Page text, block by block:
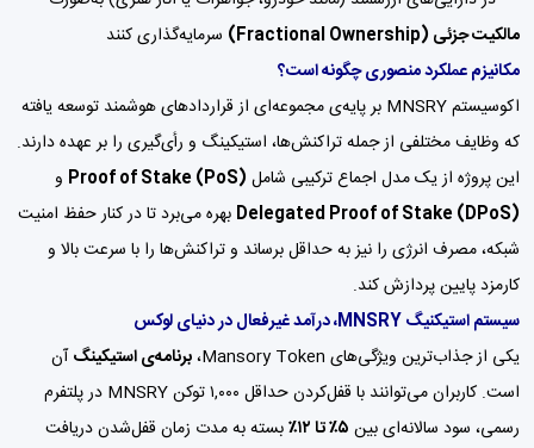
مالکیت جزئی (Fractional Ownership)
سرمایه‌گذاری کنند
مکانیزم عملکرد منصوری چگونه است؟
اکوسیستم MNSRY بر پایه‌ی مجموعه‌ای از قراردادهای هوشمند توسعه یافته
که وظایف مختلفی از جمله تراکنش‌ها، استیکینگ و رأی‌گیری را بر عهده دارند.
این پروژه از یک مدل اجماع ترکیبی شامل Proof of Stake (PoS) و
Delegated Proof of Stake (DPoS) بهره می‌برد تا در کنار حفظ امنیت
شبکه، مصرف انرژی را نیز به حداقل برساند و تراکنش‌ها را با سرعت بالا و
کارمزد پایین پردازش کند.
سیستم استیکنیگ MNSRY، درآمد غیرفعال در دنیای لوکس
یکی از جذاب‌ترین ویژگی‌های Mansory Token،
برنامه‌ی استیکینگآن
است. کاربران می‌توانند با قفل‌کردن حداقل ۱,۰۰۰ توکن MNSRY در پلتفرم
رسمی، سود سالانه‌ای بین ۵٪ تا ۱۲٪
بسته به مدت زمان قفل‌شدن دریافت